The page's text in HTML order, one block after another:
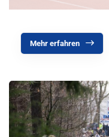
Mehr erfahren
Schülermehrkampf
Datenschutz
Schach